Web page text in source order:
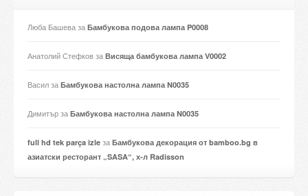
Люба Башеваза Бамбукова подова лампа P0008
Анатолий Стефковза Висяща бамбукова лампа V0002
Василза Бамбукова настолна лампа N0035
Димитърза Бамбукова настолна лампа N0035
full hd tek parça izle за Бамбукова декорация от bamboo.bg в
азиатски ресторант „SASA“, х-л Radisson